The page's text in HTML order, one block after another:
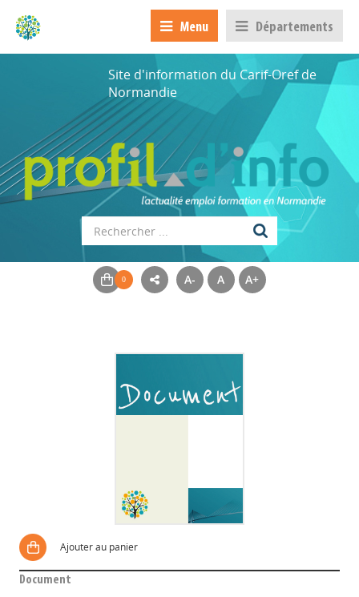
Menu Départements
Site d'information du Carif-Oref de
Normandie
A- A A+
Ajouter au panier
Document